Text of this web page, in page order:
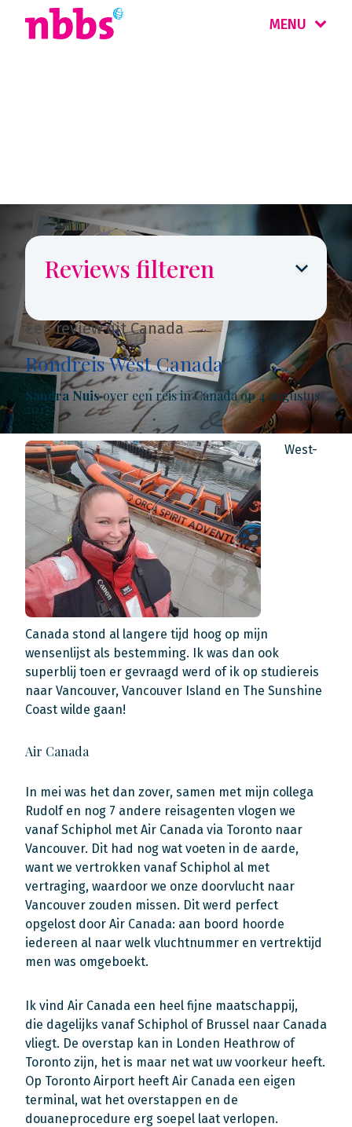
MENU
Reviews filteren
Een review uit Canada
Rondreis West Canada
Sandra Nuisover een reis in Canada op 4 augustus
2017
West-
Canada stond al langere tijd hoog op mijn
wensenlijst als bestemming. Ik was dan ook
superblij toen er gevraagd werd of ik op studiereis
naar Vancouver, Vancouver Island en The Sunshine
Coast wilde gaan!
Air Canada
In mei was het dan zover, samen met mijn collega
Rudolf en nog 7 andere reisagenten vlogen we
vanaf Schiphol met Air Canada via Toronto naar
Vancouver. Dit had nog wat voeten in de aarde,
want we vertrokken vanaf Schiphol al met
vertraging, waardoor we onze doorvlucht naar
Vancouver zouden missen. Dit werd perfect
opgelost door Air Canada: aan boord hoorde
iedereen al naar welk vluchtnummer en vertrektijd
men was omgeboekt.
Ik vind Air Canada een heel fijne maatschappij,
die dagelijks vanaf Schiphol of Brussel naar Canada
vliegt. De overstap kan in Londen Heathrow of
Toronto zijn, het is maar net wat uw voorkeur heeft.
Op Toronto Airport heeft Air Canada een eigen
terminal, wat het overstappen en de
douaneprocedure erg soepel laat verlopen.